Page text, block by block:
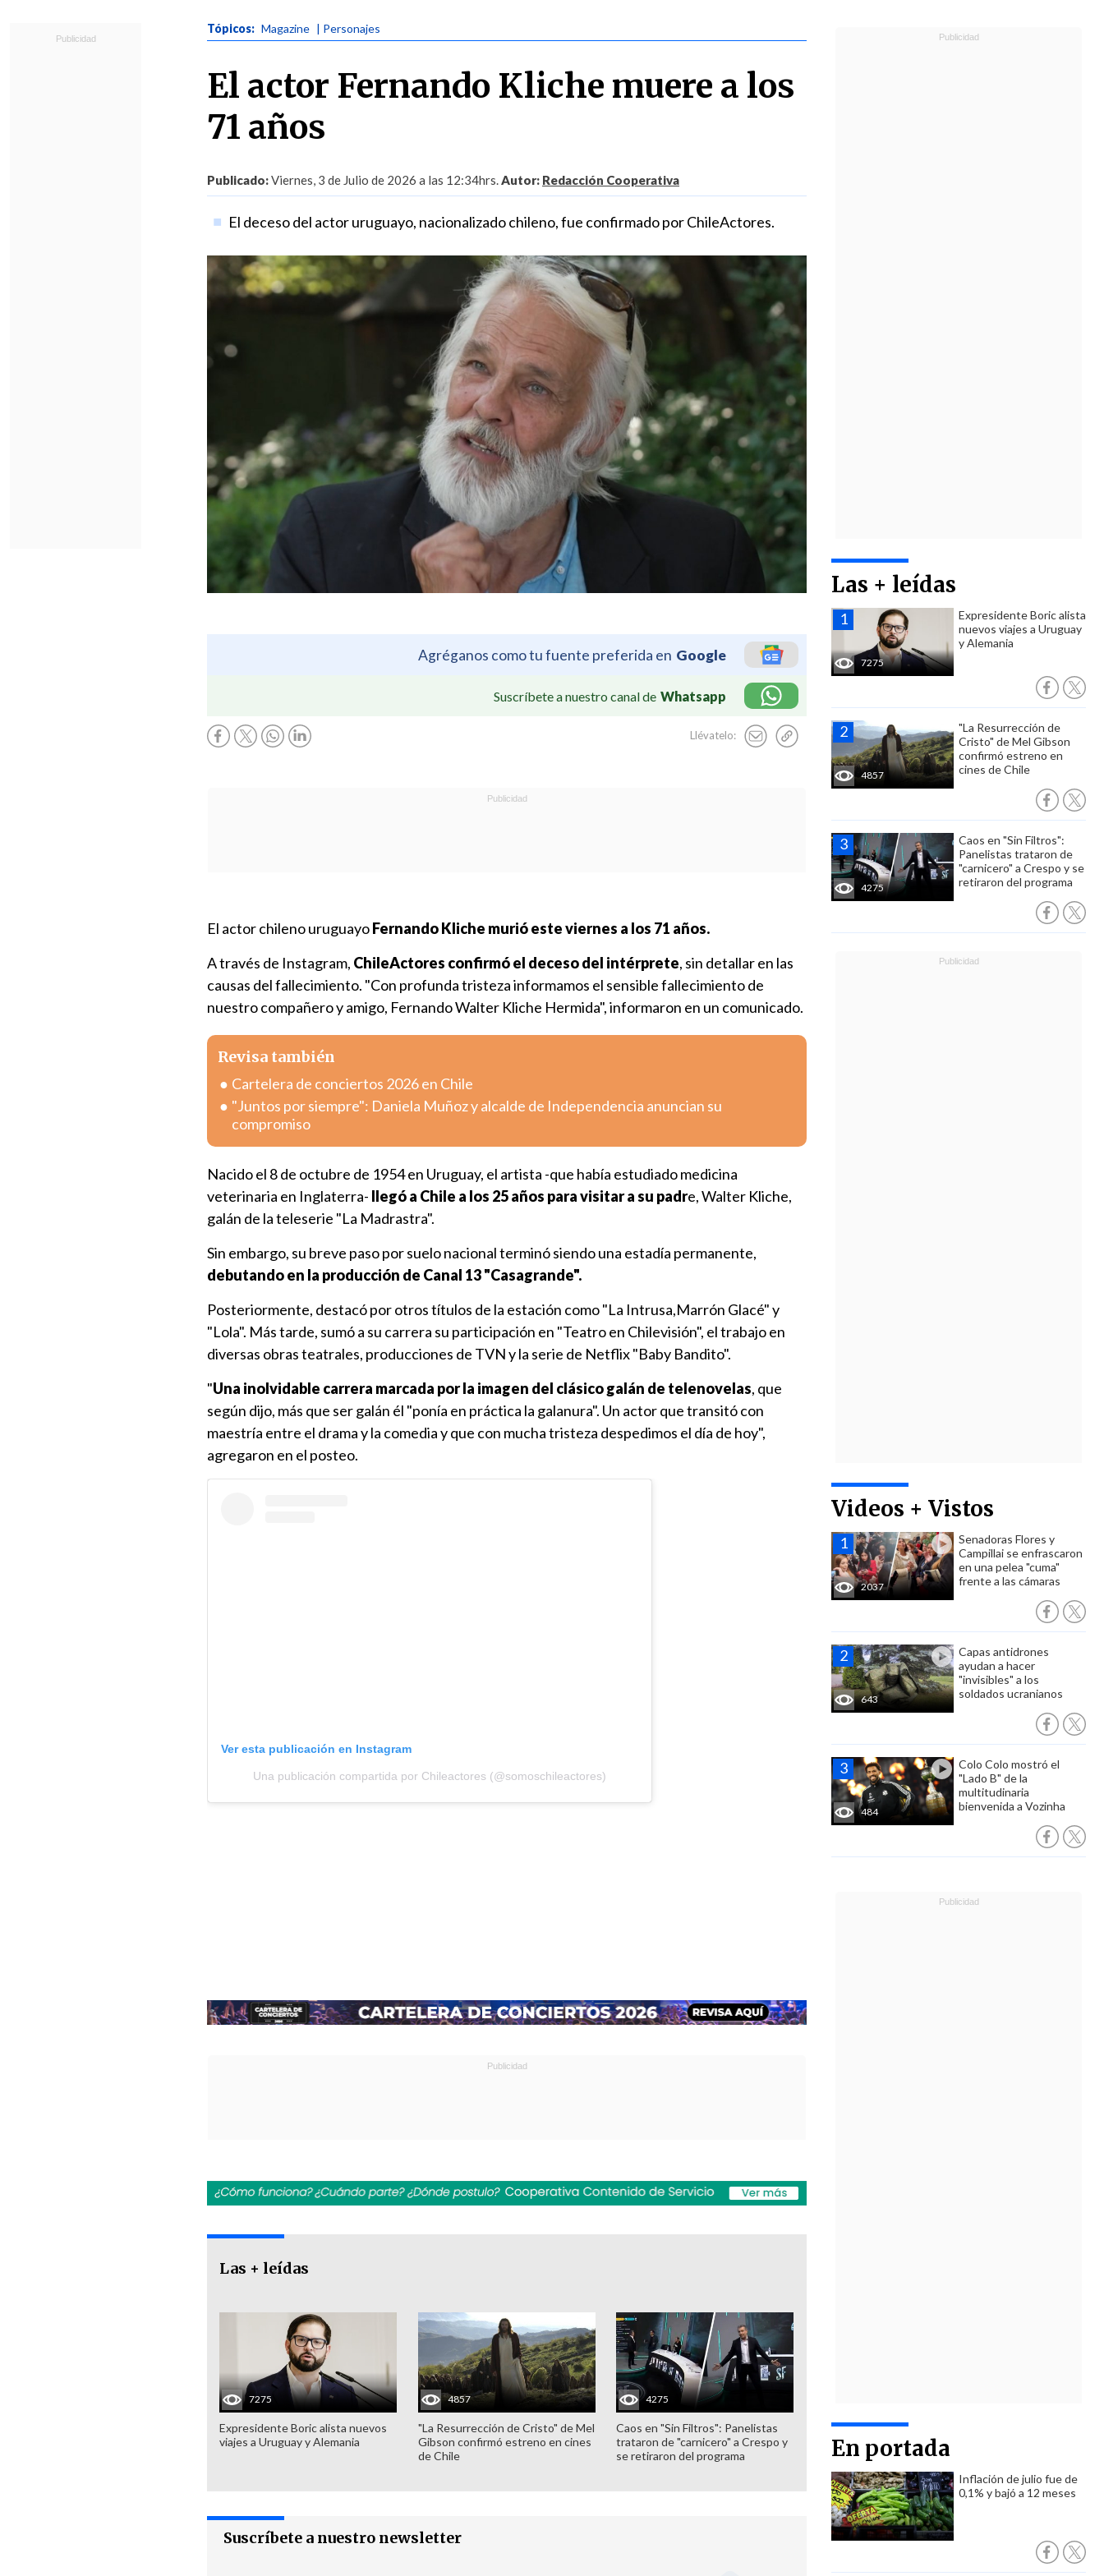
Tópicos: Magazine | Personajes
El actor Fernando Kliche muere a los
71 años
Publicado:Viernes, 3 de Julio de 2026 a las 12:34hrs.Autor: Redacción Cooperativa
El deceso del actor uruguayo, nacionalizado chileno, fue confirmado por ChileActores.
Agréganos como tu fuente preferida en Google
Suscríbete a nuestro canal de Whatsapp
Llévatelo:
Las + leídas
7275
Expresidente Boric alista
nuevos viajes a Uruguay
y Alemania
4857
"La Resurrección de
Cristo" de Mel Gibson
confirmó estreno en
cines de Chile
4275
Caos en "Sin Filtros":
Panelistas trataron de
"carnicero" a Crespo y se
retiraron del programa
Videos + Vistos
2037
Senadoras Flores y
Campillai se enfrascaron
en una pelea "cuma"
frente a las cámaras
643
Capas antidrones
ayudan a hacer
"invisibles" a los
soldados ucranianos
484
Colo Colo mostró el
"Lado B" de la
multitudinaria
bienvenida a Vozinha
En portada
Inflación de julio fue de
0,1% y bajó a 12 meses
El actor chileno uruguayoFernando Kliche murió este viernes a los 71 años.
A través de Instagram, ChileActores confirmó el deceso del intérprete, sin detallar en las
causas del fallecimiento. "Con profunda tristeza informamos el sensible fallecimiento de
nuestro compañero y amigo, Fernando Walter Kliche Hermida", informaron en un comunicado.
Revisa también
Cartelera de conciertos 2026 en Chile
"Juntos por siempre": Daniela Muñoz y alcalde de Independencia anuncian su
compromiso
Nacido el 8 de octubre de 1954 en Uruguay, el artista -que había estudiado medicina
veterinaria en Inglaterra- llegó a Chile a los 25 años para visitar a su padre, Walter Kliche,
galán de la teleserie "La Madrastra".
Sin embargo, su breve paso por suelo nacional terminó siendo una estadía permanente,
debutando en la producción de Canal 13 "Casagrande".
Posteriormente, destacó por otros títulos de la estación como "La Intrusa,Marrón Glacé" y
"Lola". Más tarde, sumó a su carrera su participación en "Teatro en Chilevisión", el trabajo en
diversas obras teatrales, producciones de TVN y la serie de Netflix "Baby Bandito".
"Una inolvidable carrera marcada por la imagen del clásico galán de telenovelas, que
según dijo, más que ser galán él "ponía en práctica la galanura". Un actor que transitó con
maestría entre el drama y la comedia y que con mucha tristeza despedimos el día de hoy",
agregaron en el posteo.
Ver esta publicación en Instagram
Una publicación compartida por Chileactores (@somoschileactores)
Las + leídas
7275
Expresidente Boric alista nuevos
viajes a Uruguay y Alemania
4857
"La Resurrección de Cristo" de Mel
Gibson confirmó estreno en cines
de Chile
4275
Caos en "Sin Filtros": Panelistas
trataron de "carnicero" a Crespo y
se retiraron del programa
Suscríbete a nuestro newsletter